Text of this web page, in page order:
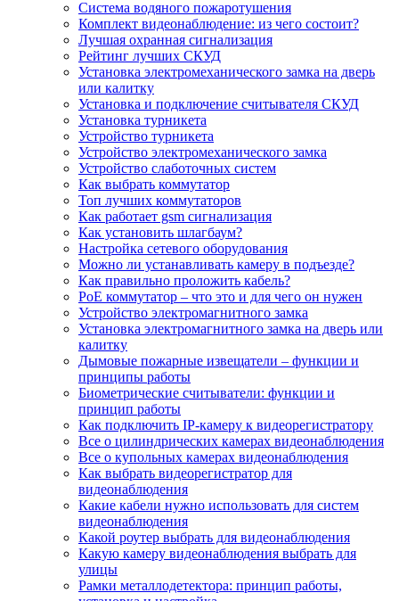
Система водяного пожаротушения
Комплект видеонаблюдение: из чего состоит?
Лучшая охранная сигнализация
Рейтинг лучших СКУД
Установка электромеханического замка на дверь
или калитку
Установка и подключение считывателя СКУД
Установка турникета
Устройство турникета
Устройство электромеханического замка
Устройство слаботочных систем
Как выбрать коммутатор
Топ лучших коммутаторов
Как работает gsm сигнализация
Как установить шлагбаум?
Настройка сетевого оборудования
Можно ли устанавливать камеру в подъезде?
Как правильно проложить кабель?
PoE коммутатор – что это и для чего он нужен
Устройство электромагнитного замка
Установка электромагнитного замка на дверь или
калитку
Дымовые пожарные извещатели – функции и
принципы работы
Биометрические считыватели: функции и
принцип работы
Как подключить IP-камеру к видеорегистратору
Все о цилиндрических камерах видеонаблюдения
Все о купольных камерах видеонаблюдения
Как выбрать видеорегистратор для
видеонаблюдения
Какие кабели нужно использовать для систем
видеонаблюдения
Какой роутер выбрать для видеонаблюдения
Какую камеру видеонаблюдения выбрать для
улицы
Рамки металлодетектора: принцип работы,